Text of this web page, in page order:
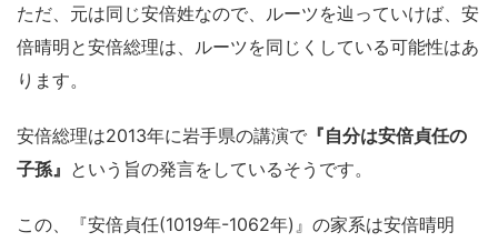
ただ、元は同じ安倍姓なので、ルーツを辿っていけば、安
倍晴明と安倍総理は、ルーツを同じくしている可能性はあ
ります。
安倍総理は2013年に岩手県の講演で 『自分は安倍貞任の
子孫』 という旨の発言をしているそうです。
この、『安倍貞任(1019年-1062年)』の家系は安倍晴明